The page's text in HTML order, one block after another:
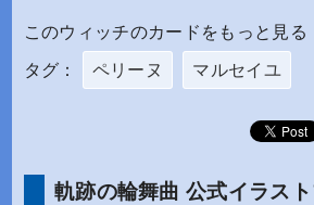
このウィッチのカードをもっと見る
タグ： ペリーヌ マルセイユ
軌跡の輪舞曲 公式イラス